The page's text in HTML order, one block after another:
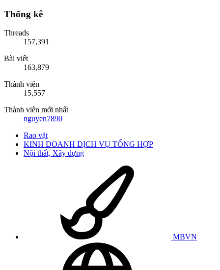
Thống kê
Threads
157,391
Bài viết
163,879
Thành viên
15,557
Thành viên mới nhất
nguyen7890
Rao vặt
KINH DOANH DỊCH VỤ TỔNG HỢP
Nội thất, Xây dựng
MBVN